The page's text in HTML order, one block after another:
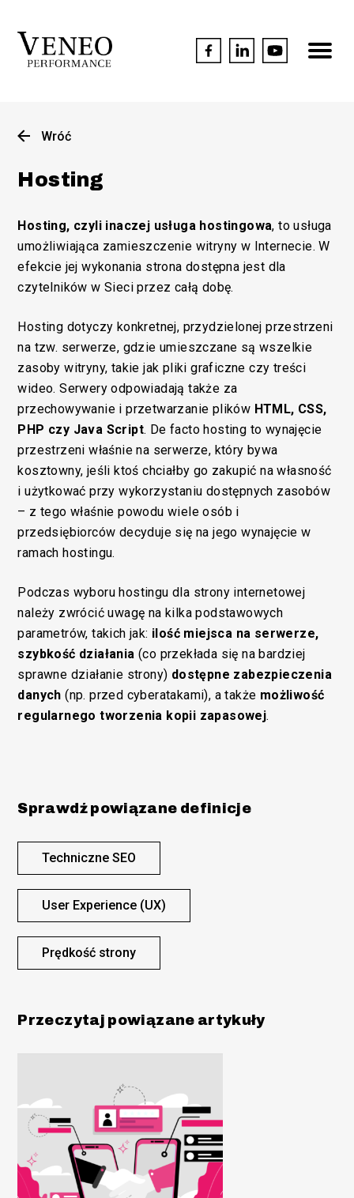
Wróć
Hosting
Hosting, czyli inaczej usługa hostingowa, to usługa
umożliwiająca zamieszczenie witryny w Internecie. W
efekcie jej wykonania strona dostępna jest dla
czytelników w Sieci przez całą dobę.
Hosting dotyczy konkretnej, przydzielonej przestrzeni
na tzw. serwerze, gdzie umieszczane są wszelkie
zasoby witryny, takie jak pliki graficzne czy treści
wideo. Serwery odpowiadają także za
przechowywanie i przetwarzanie plików HTML, CSS,
PHP czy Java Script. De facto hosting to wynajęcie
przestrzeni właśnie na serwerze, który bywa
kosztowny, jeśli ktoś chciałby go zakupić na własność
i użytkować przy wykorzystaniu dostępnych zasobów
– z tego właśnie powodu wiele osób i
przedsiębiorców decyduje się na jego wynajęcie w
ramach hostingu.
Podczas wyboru hostingu dla strony internetowej
należy zwrócić uwagę na kilka podstawowych
parametrów, takich jak: ilość miejsca na serwerze,
szybkość działania (co przekłada się na bardziej
sprawne działanie strony) dostępne zabezpieczenia
danych (np. przed cyberatakami), a także możliwość
regularnego tworzenia kopii zapasowej.
Sprawdź powiązane definicje
Techniczne SEO
User Experience (UX)
Prędkość strony
Przeczytaj powiązane artykuły